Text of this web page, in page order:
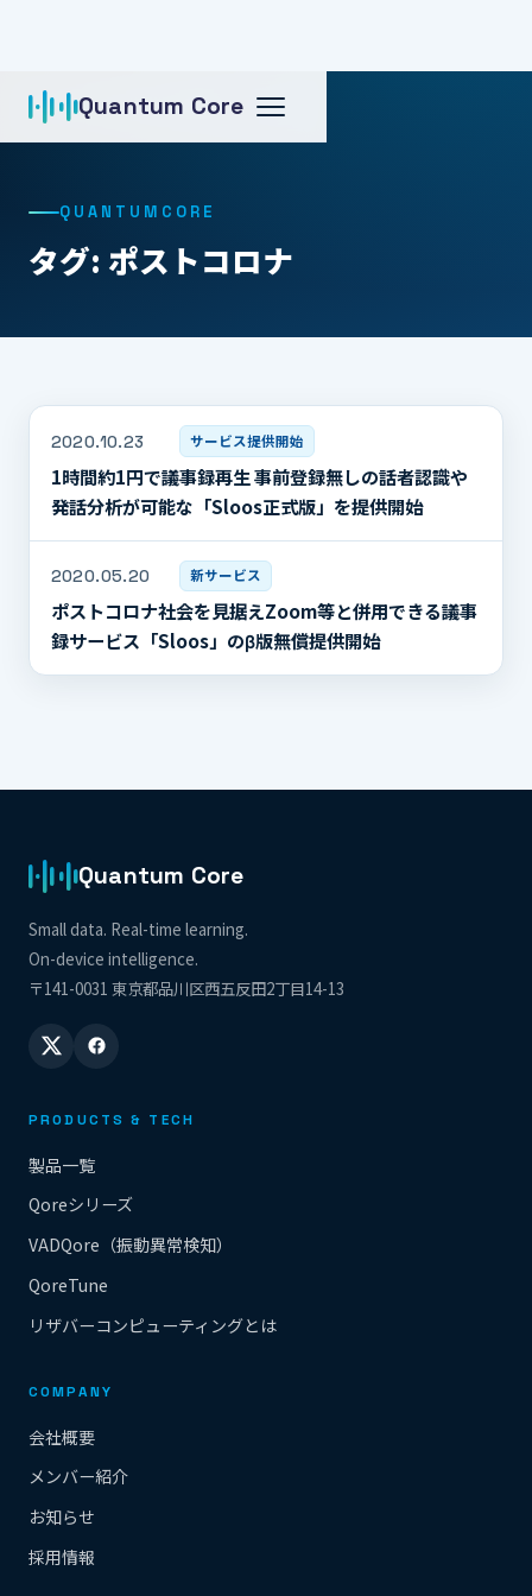
Quantum Core
ホーム タグ: ポストコロナ
QUANTUMCORE
タグ: ポストコロナ
2020.10.23 サービス提供開始
1時間約1円で議事録再生 事前登録無しの話者認識や
発話分析が可能な「Sloos正式版」を提供開始
2020.05.20 新サービス
ポストコロナ社会を見据えZoom等と併用できる議事
録サービス「Sloos」のβ版無償提供開始
Quantum Core
Small data. Real-time learning.
On-device intelligence.
〒141-0031 東京都品川区西五反田2丁目14-13
PRODUCTS & TECH
製品一覧
Qoreシリーズ
VADQore（振動異常検知）
QoreTune
リザバーコンピューティングとは
COMPANY
会社概要
メンバー紹介
お知らせ
採用情報